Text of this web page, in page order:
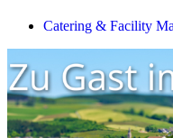
Catering & Facility